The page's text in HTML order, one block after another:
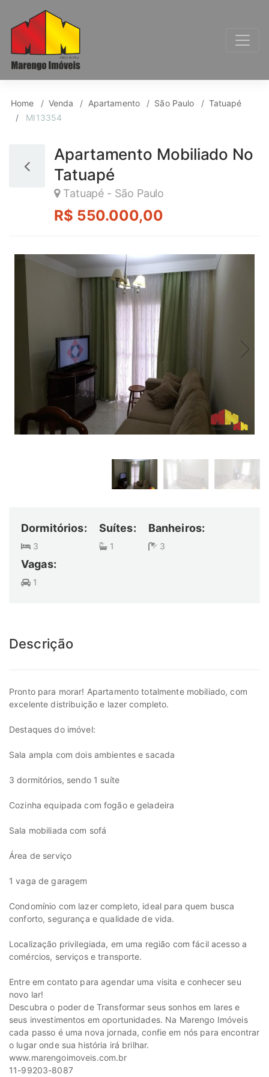
Apartamento para
Home Venda Apartamento São Paulo
Tatuapé
MI13354
Apartamento Mobiliado No
Tatuapé
Tatuapé - São Paulo
R$ 550.000,00
Dormitórios:
3
Suítes:
1
Banheiros:
3
Vagas:
1
Descrição
Pronto para morar! Apartamento totalmente mobiliado, com
excelente distribuição e lazer completo.
Destaques do imóvel:
Sala ampla com dois ambientes e sacada
3 dormitórios, sendo 1 suíte
Cozinha equipada com fogão e geladeira
Sala mobiliada com sofá
Área de serviço
1 vaga de garagem
Condomínio com lazer completo, ideal para quem busca
conforto, segurança e qualidade de vida.
Localização privilegiada, em uma região com fácil acesso a
comércios, serviços e transporte.
Entre em contato para agendar uma visita e conhecer seu
novo lar!
Descubra o poder de Transformar seus sonhos em lares e
seus investimentos em oportunidades. Na Marengo Imóveis
cada passo é uma nova jornada, confie em nós para encontrar
o lugar onde sua história irá brilhar.
www.marengoimoveis.com.br
11-99203-8087